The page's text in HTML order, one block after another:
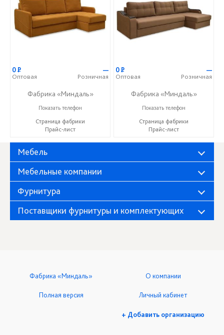
0Р
Оптовая
—
Розничная
Фабрика «Миндаль»
+7 (927) 630-62-82
Показать телефон
Страница фабрики
Прайс-лист
0Р
Оптовая
—
Розничная
Фабрика «Миндаль»
+7 (927) 630-62-82
Показать телефон
Страница фабрики
Прайс-лист
Мебель
Мебельные компании
Фурнитура
Поставщики фурнитуры и комплектующих
Фабрика «Миндаль» О компании
Полная версия Личный кабинет
+ Добавить организацию